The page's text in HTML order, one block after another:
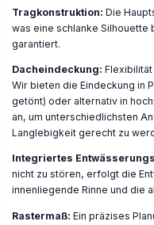
Tragkonstruktion: Die
was eine schlanke
garantiert.
Dacheindeckung:
Wir bieten die Eindeckung in
getönt) oder alternativ in
an, um unterschiedlichsten
Langlebigkeit gerecht zu
Integriertes
nicht zu stören, erfolgt die
innenliegende Rinne und die
Rastermaß: Ein präzises